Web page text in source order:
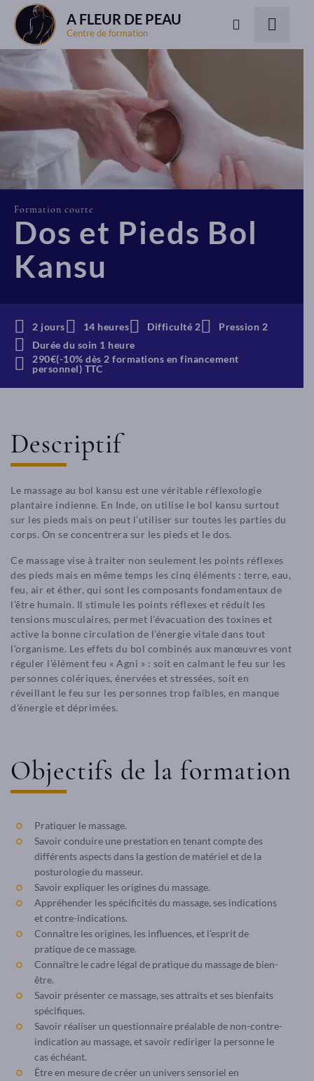
A FLEUR DE PEAU
Centre de formation
Formation courte
Dos et Pieds Bol
Kansu
2 jours 14 heures Difficulté 2
Pression 2
Durée du soin 1 heure
290€(-10% dès 2 formations en financement
personnel) TTC
Descriptif
Le massage au bol kansu est une véritable réflexologie
plantaire indienne. En Inde, on utilise le bol kansu surtout
sur les pieds mais on peut l’utiliser sur toutes les parties du
corps. On se concentrera sur les pieds et le dos.
Ce massage vise à traiter non seulement les points réflexes
des pieds mais en même temps les cinq éléments : terre, eau,
feu, air et éther, qui sont les composants fondamentaux de
l’être humain. Il stimule les points réflexes et réduit les
tensions musculaires, permet l’évacuation des toxines et
active la bonne circulation de l’énergie vitale dans tout
l’organisme. Les effets du bol combinés aux manœuvres vont
réguler l’élément feu « Agni » : soit en calmant le feu sur les
personnes colériques, énervées et stressées, soit en
réveillant le feu sur les personnes trop faibles, en manque
d’énergie et déprimées.
Objectifs de la formation
Pratiquer le massage.
Savoir conduire une prestation en tenant compte des
différents aspects dans la gestion de matériel et de la
posturologie du masseur.
Savoir expliquer les origines du massage.
Appréhender les spécificités du massage, ses indications
et contre-indications.
Connaître les origines, les influences, et l’esprit de
pratique de ce massage.
Connaître le cadre légal de pratique du massage de bien-
être.
Savoir présenter ce massage, ses attraits et ses bienfaits
spécifiques.
Savoir réaliser un questionnaire préalable de non-contre-
indication au massage, et savoir rediriger la personne le
cas échéant.
Être en mesure de créer un univers sensoriel en